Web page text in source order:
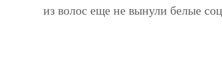
из волос еще не вынули белые